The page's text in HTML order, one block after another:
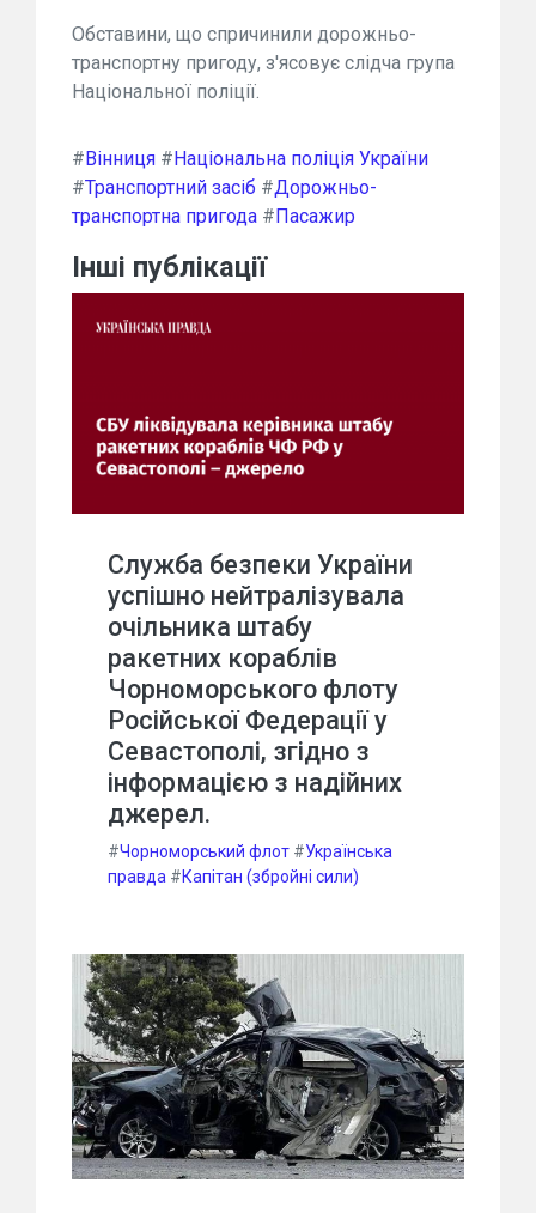
Обставини, що спричинили дорожньо-
транспортну пригоду, з'ясовує слідча група
Національної поліції.
# Вінниця # Національна поліція України
#Транспортний засіб #Дорожньо-
транспортна пригода # Пасажир
Інші публікації
Служба безпеки України
успішно нейтралізувала
очільника штабу
ракетних кораблів
Чорноморського флоту
Російської Федерації у
Севастополі, згідно з
інформацією з надійних
джерел.
#Чорноморський флот #Українська
правда #Капітан (збройні сили)